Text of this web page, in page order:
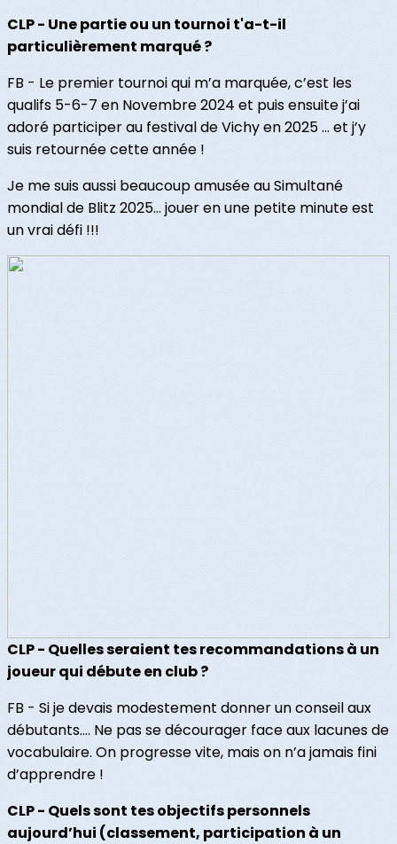
CLP - Une partie ou un tournoi t'a-t-il
particulièrement marqué ?
FB - Le premier tournoi qui m’a marquée, c’est les
qualifs 5-6-7 en Novembre 2024 et puis ensuite j’ai
adoré participer au festival de Vichy en 2025 … et j’y
suis retournée cette année !
Je me suis aussi beaucoup amusée au Simultané
mondial de Blitz 2025… jouer en une petite minute est
un vrai défi !!!
CLP - Quelles seraient tes recommandations à un
joueur qui débute en club ?
FB - Si je devais modestement donner un conseil aux
débutants…. Ne pas se décourager face aux lacunes de
vocabulaire. On progresse vite, mais on n’a jamais fini
d’apprendre !
CLP - Quels sont tes objectifs personnels
aujourd’hui (classement, participation à un